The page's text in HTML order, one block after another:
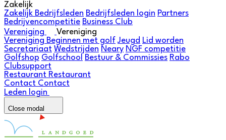
Zakelijk
Zakelijk Bedrijfsleden Bedrijfsleden login Partners
Bedrijvencompetitie Business Club
Vereniging
Vereniging
Vereniging Beginnen met golf Jeugd Lid worden
Secretariaat Wedstrijden Neary NGF competitie
Golfshop Golfschool Bestuur & Commissies Rabo
Clubsupport
Restaurant Restaurant
Contact Contact
Leden login
Close modal